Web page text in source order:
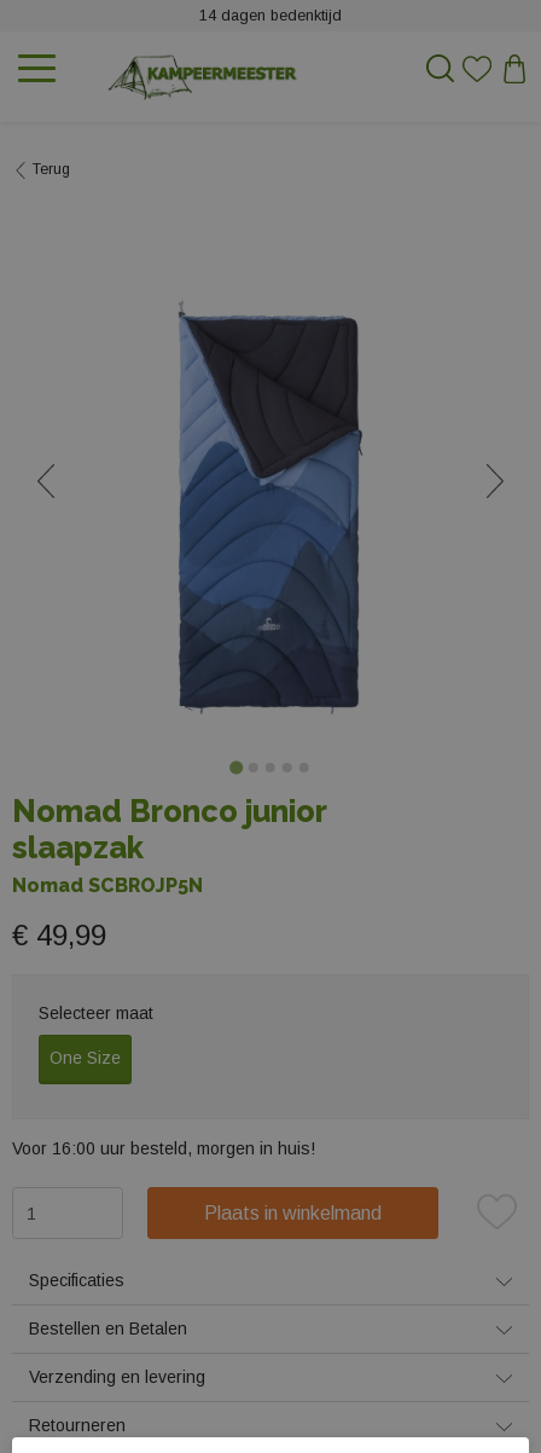
14 dagen bedenktijd
Terug
Nomad Bronco junior
slaapzak
Nomad SCBROJP5N
€ 49,99
Selecteer maat
One Size
Voor 16:00 uur besteld, morgen in huis!
Plaats in winkelmand
Specificaties
Bestellen en Betalen
Verzending en levering
Retourneren